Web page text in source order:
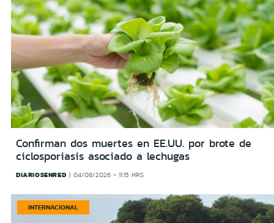
Confirman dos muertes en EE.UU. por brote de
ciclosporiasis asociado a lechugas
DIARIOSENRED 04/08/2026 - 11:15 HRS
INTERNACIONAL